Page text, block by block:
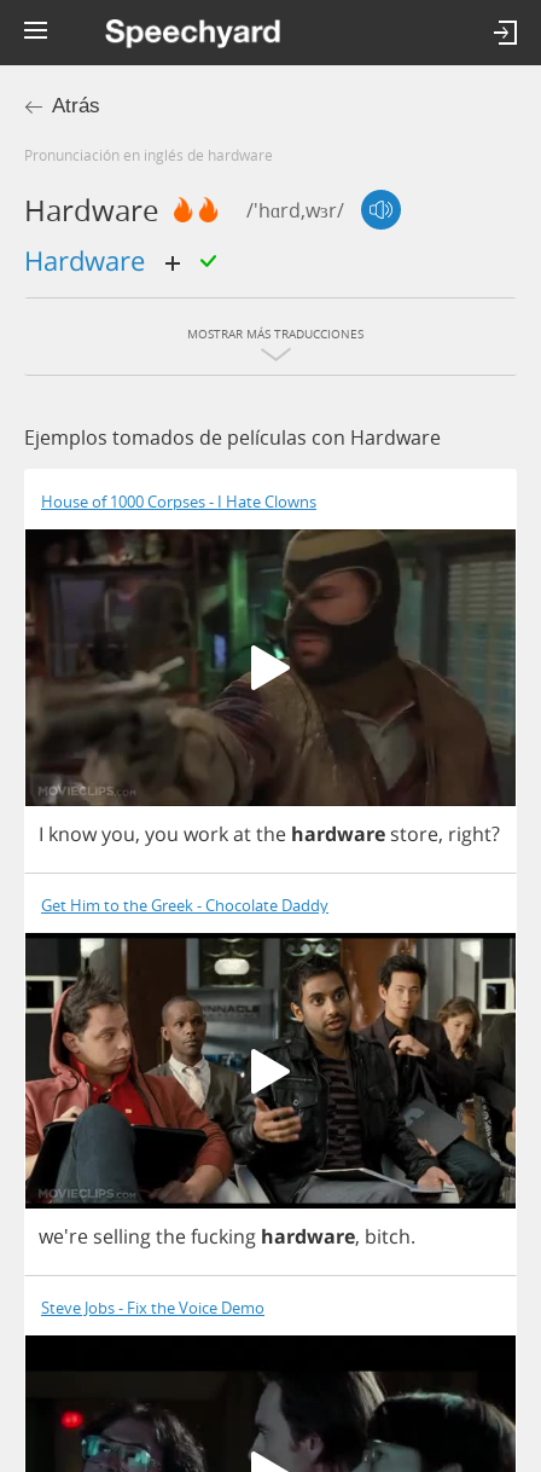
Atrás
Pronunciación en inglés de hardware
Hardware /'hɑrd,wɜr/
hardware
MOSTRAR MÁS TRADUCCIONES
Ejemplos tomados de películas con Hardware
House of 1000 Corpses - I Hate Clowns
I knowyou, you workatthe hardware store, right?
Get Him to the Greek - Chocolate Daddy
we're sellingthefucking hardware, bitch.
Steve Jobs - Fix the Voice Demo